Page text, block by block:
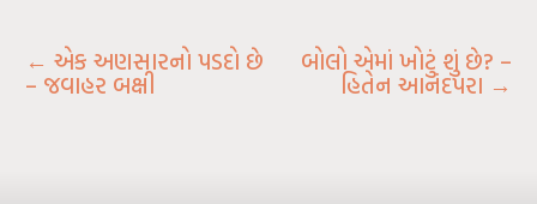
← એક અણસારનો પડદો છે
– જવાહર બક્ષી
બોલો એમાં ખોટું શું છે? –
હિતેન આનંદપરા →